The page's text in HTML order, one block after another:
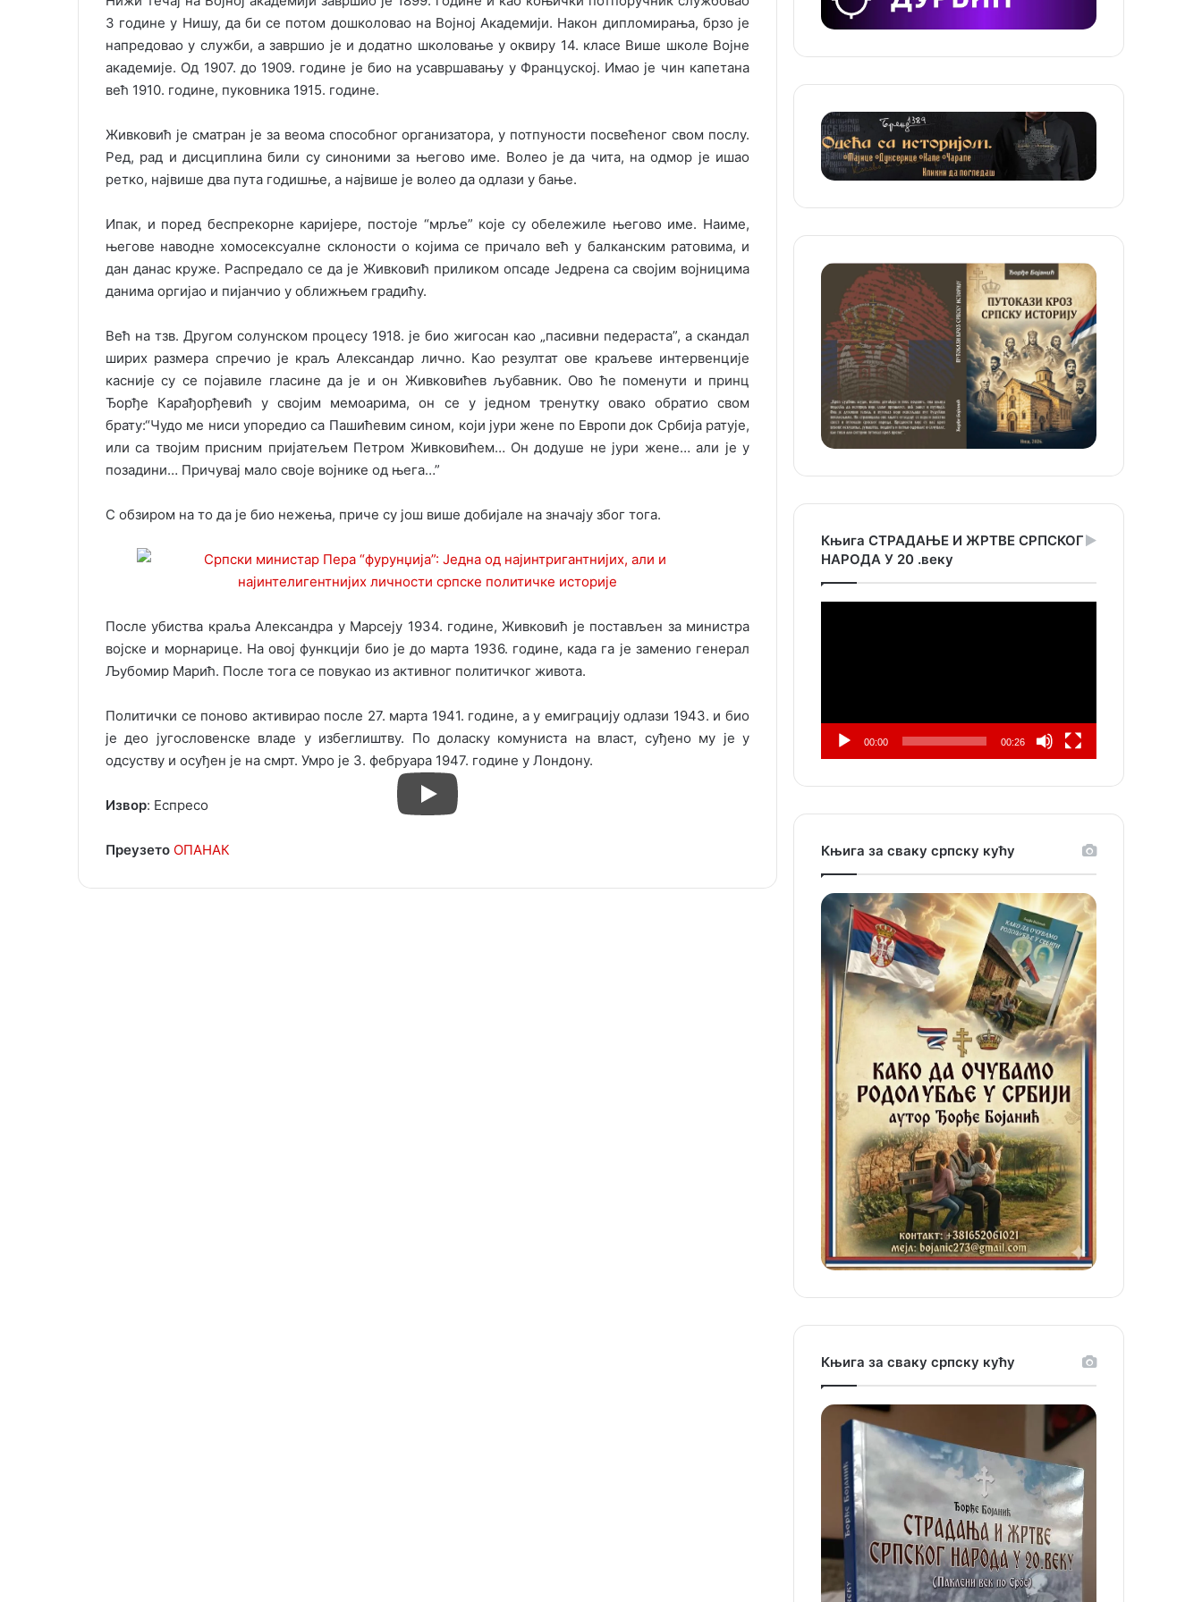
3 године у Нишу, да би се потом дошколовао на Војној Академији. Након дипломирања, брзо је
напредовао у служби, а завршио је и додатно школовање у оквиру 14. класе Више школе Војне
академије. Од 1907. до 1909. године је био на усавршавању у Француској. Имао је чин капетана
већ 1910. године, пуковника 1915. године.
Живковић је сматран је за веома способног организатора, у потпуности посвећеног свом послу.
Ред, рад и дисциплина били су синоними за његово име. Волео је да чита, на одмор је ишао
ретко, највише два пута годишње, а највише је волео да одлази у бање.
Ипак, и поред беспрекорне каријере, постоје “мрље” које су обележиле његово име. Наиме,
његове наводне хомосексуалне склоности о којима се причало већ у балканским ратовима, и
дан данас круже. Распредало се да је Живковић приликом опсаде Једрена са својим војницима
данима оргијао и пијанчио у оближњем градићу.
Већ на тзв. Другом солунском процесу 1918. је био жигосан као „пасивни педераста”, а скандал
ширих размера спречио је краљ Александар лично. Као резултат ове краљеве интервенције
касније су се појавиле гласине да је и он Живковићев љубавник. Ово ће поменути и принц
Ђорђе Карађорђевић у својим мемоарима, он се у једном тренутку овако обратио свом
брату:“Чудо ме ниси упоредио са Пашићевим сином, који јури жене по Европи док Србија ратује,
или са твојим присним пријатељем Петром Живковићем… Он додуше не јури жене… али је у
позадини… Причувај мало своје војнике од њега…”
С обзиром на то да је био нежења, приче су још више добијале на значају због тога.
После убиства краља Александра у Марсеју 1934. године, Живковић је постављен за министра
војске и морнарице. На овој функцији био је до марта 1936. године, када га је заменио генерал
Љубомир Марић. После тога се повукао из активног политичког живота.
Политички се поново активирао после 27. марта 1941. године, а у емиграцију одлази 1943. и био
је део југословенске владе у избеглиштву. По доласку комуниста на власт, суђено му је у
одсуству и осуђен је на смрт. Умро је 3. фебруара 1947. године у Лондону.
Извор: Eспресо
Преузето ОПАНАК
Књига СТРАДАЊЕ И ЖРТВЕ СРПСКОГ
НАРОДА У 20 .веку
00:00 00:26
Књига за сваку српску кућу
Књига за сваку српску кућу